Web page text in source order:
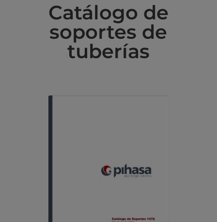
Catálogo de
soportes de
tuberías